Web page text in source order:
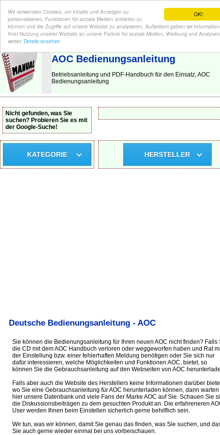
OK!
Wir verwenden Cookies, um Inhalte und Anzeigen zu
personalisieren, Funktionen für soziale Medien anbieten zu
können und die Zugriffe auf unsere Website zu analysieren. Außerdem geben wir
Ihrer Nutzung unserer Website an unsere Partner für soziale Medien, Werbung und Analysen
weiter. Details ansehen
BEDIENUNGSANLEITUNG | Hier finden Sie die deutsche Anleitung!
AOC Bedienungsanleitung
Betriebsanleitung und PDF-Handbuch für den Einsatz, AOC
Bedienungsanleitung
Nicht gefunden, was Sie
suchen? Probieren Sie es mit
der Google-Suche!
KATEGORIE HERSTELLER
Deutsche Bedienungsanleitung - AOC
Sie können die Bedienungsanleitung für Ihren neuen AOC nicht finden? Falls
die CD mit dem AOC Handbuch verloren oder weggeworfen haben und Rat
der Einstellung bzw. einer fehlerhaften Meldung benötigen oder Sie sich nur
dafür interessieren, welche Möglichkeiten und Funktionen AOC, bietet, so
können Sie die Gebrauchsanleitung auf den Webseiten von AOC
Falls aber auch die Website des Herstellers keine Informationen darüber
wo Sie eine Gebrauchsanleitung für AOC herunterladen können, dann warten
hier unsere Datenbank und viele Fans der Marke AOC auf Sie. Schauen Sie
die Diskussionsbeiträgen zu dem gesuchten Produkt an. Die erfahreneren
User werden Ihnen beim Einstellen sicherlich gerne behilflich sein.
Wir tun, was wir können, damit Sie genau das finden, was Sie suchen, und
Sie auch gerne wieder einmal bei uns vorbeischauen.